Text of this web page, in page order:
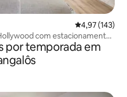
4,97 de uma
4,97 (143)
com estacionamento
por temporada em